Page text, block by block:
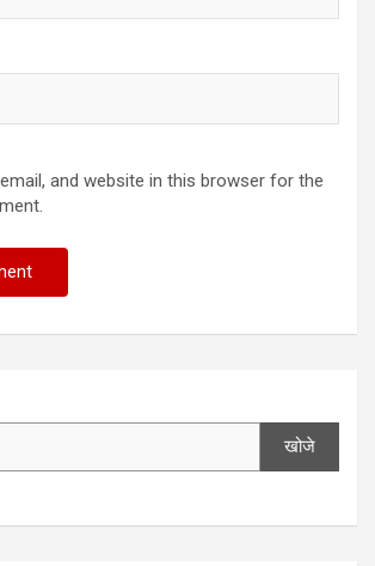
and website in this browser for the
खोजे